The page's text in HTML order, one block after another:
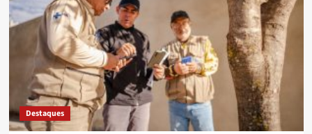
Destaques